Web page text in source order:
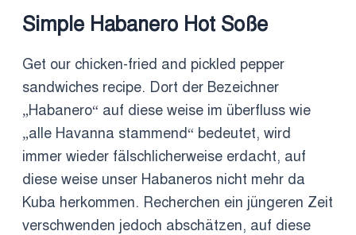
Simple Habanero Hot Soße
Get our chicken-fried and pickled pepper
sandwiches recipe. Dort der Bezeichner
„Habanero“ auf diese weise im überfluss wie
„alle Havanna stammend“ bedeutet, wird
immer wieder fälschlicherweise erdacht, auf
diese weise unser Habaneros nicht mehr da
Kuba herkommen. Recherchen ein jüngeren Zeit
verschwenden jedoch abschätzen, auf diese